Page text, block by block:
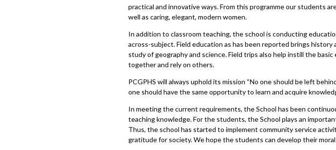
practical and innovative ways. From this programme our students
well as caring, elegant, modern women.
In addition to classroom teaching, the school is conducting
across-subject. Field education as has been reported brings
study of geography and science. Field trips also help instill the
together and rely on others.
PCGPHS will always uphold its mission “No one should be left
one should have the same opportunity to learn and acquire
In meeting the current requirements, the School has been
teaching knowledge. For the students, the School plays an
Thus, the school has started to implement community service
gratitude for society. We hope the students can develop their